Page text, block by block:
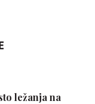
ležanja na